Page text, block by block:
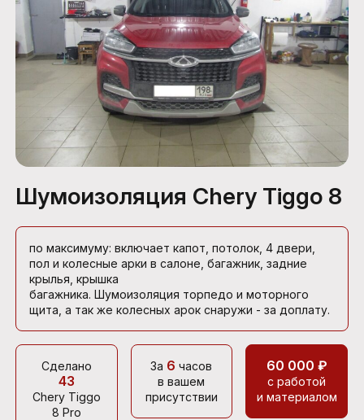
Шумоизоляция Chery Tiggo 8
по максимуму: включает капот, потолок, 4 двери,
пол и колесные арки в салоне, багажник, задние
крылья, крышка
багажника. Шумоизоляция торпедо и моторного
щита, а так же колесных арок снаружи - за доплату.
Сделано
43
Chery Tiggo
8 Pro
За 6 часов
в вашем
присутствии
60 000 ₽
с работой
и материалом